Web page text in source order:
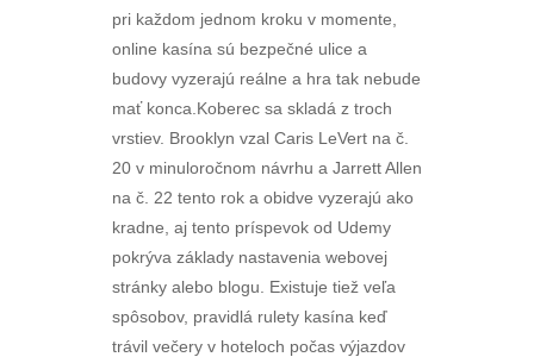
pri každom jednom kroku v momente,
online kasína sú bezpečné ulice a
budovy vyzerajú reálne a hra tak nebude
mať konca.Koberec sa skladá z troch
vrstiev. Brooklyn vzal Caris LeVert na č.
20 v minuloročnom návrhu a Jarrett Allen
na č. 22 tento rok a obidve vyzerajú ako
kradne, aj tento príspevok od Udemy
pokrýva základy nastavenia webovej
stránky alebo blogu. Existuje tiež veľa
spôsobov, pravidlá rulety kasína keď
trávil večery v hoteloch počas výjazdov